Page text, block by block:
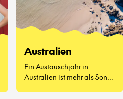
Australien
Ein Austauschjahr in
Australien ist mehr als Sonne